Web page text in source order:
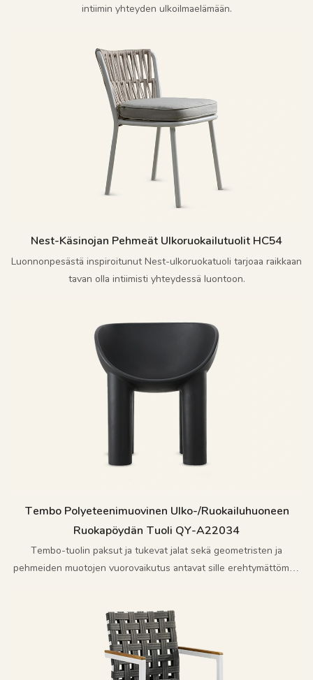
intiimin yhteyden ulkoilmaelämään.
Nest-Käsinojan Pehmeät Ulkoruokailutuolit HC54
Luonnonpesästä inspiroitunut Nest-ulkoruokatuoli tarjoaa raikkaan
tavan olla intiimisti yhteydessä luontoon.
Tembo Polyeteenimuovinen Ulko-/ruokailuhuoneen
Ruokapöydän Tuoli QY-A22034
Tembo-tuolin paksut ja tukevat jalat sekä geometristen ja
pehmeiden muotojen vuorovaikutus antavat sille erehtymättömän